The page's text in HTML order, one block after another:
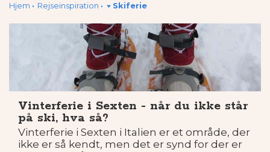
også er aktiviteter for dem i familien, der
ikke står på ski.
Hjem Rejseinspiration Skiferie
Vinterferie i Sexten - når du ikke står
på ski, hva så?
Vinterferie i Sexten i Italien er et område, der
ikke er så kendt, men det er synd for der er